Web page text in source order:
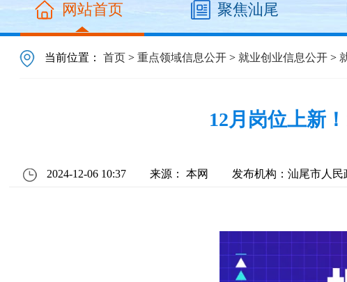
网站首页 聚焦汕尾
当前位置：首页 >重点领域信息公开 > 就业创业信息公开 >
12月岗位上新
2024-12-06 10:37 来源： 本网 发布机构：汕尾市人